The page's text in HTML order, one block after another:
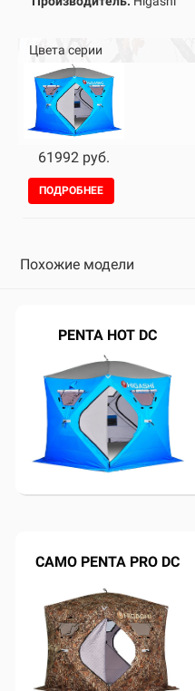
Цвета серии
61992 руб.
ПОДРОБНЕЕ
Похожие модели
PENTA HOT DC
CAMO PENTA PRO DC